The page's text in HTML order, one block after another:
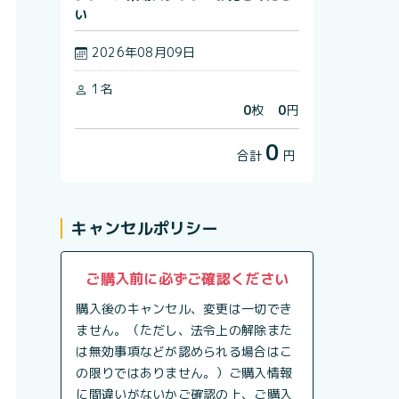
い
2026年08月09日
1名
0枚 0円
合計 0 円
キャンセルポリシー
ご購入前に必ずご確認ください
購入後のキャンセル、変更は一切でき
ません。（ただし、法令上の解除また
は無効事項などが認められる場合はこ
の限りではありません。）ご購入情報
に間違いがないかご確認の上、ご購入